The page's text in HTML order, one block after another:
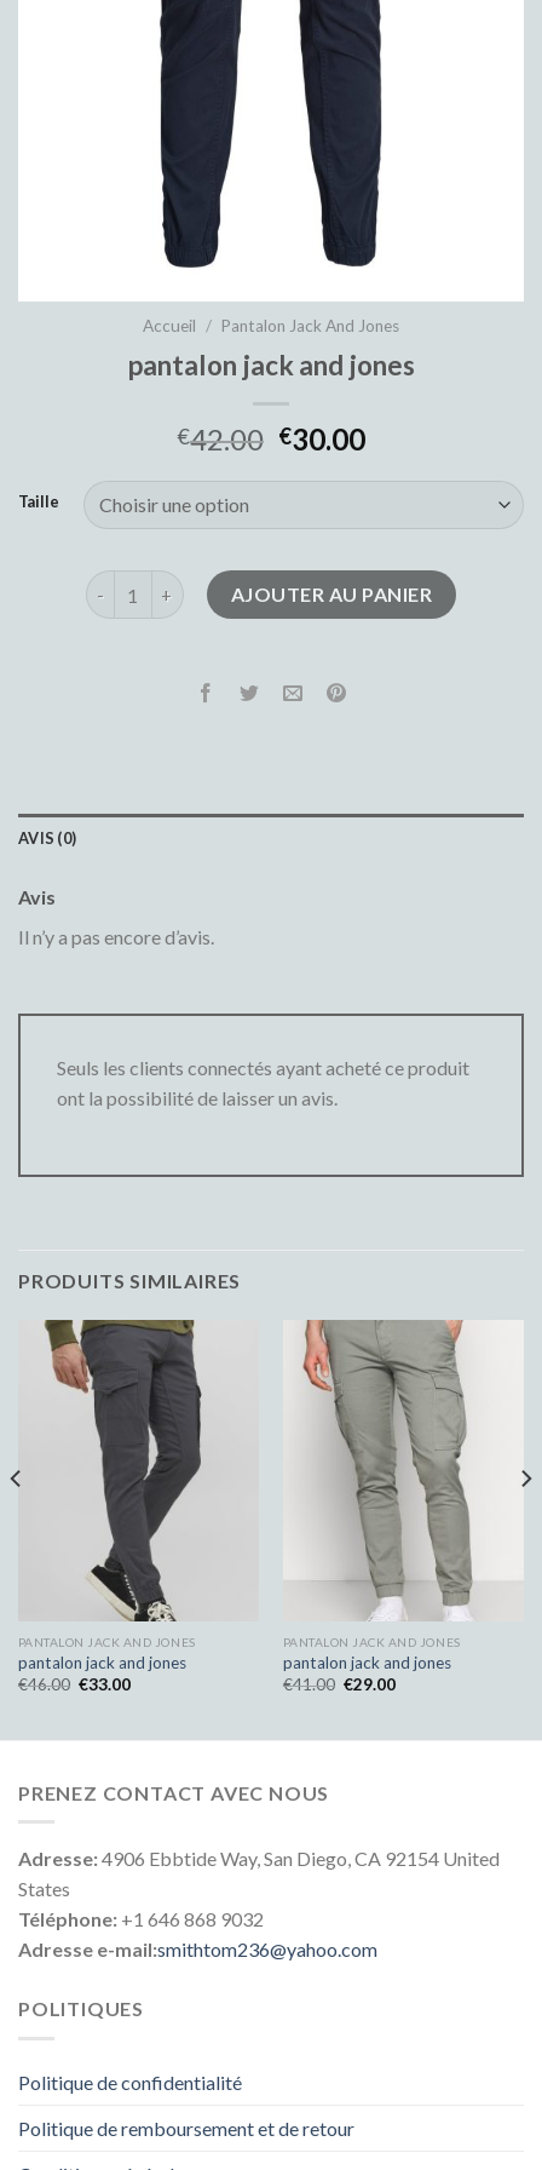
Accueil / Pantalon Jack And Jones
pantalon jack and jones
€42.00 €30.00
Taille
quantité de pantalon jack and jones
AJOUTER AU PANIER
AVIS (0)
Avis
Il n’y a pas encore d’avis.
Seuls les clients connectés ayant acheté ce produit
ont la possibilité de laisser un avis.
PRODUITS SIMILAIRES
PANTALON JACK AND JONES
pantalon jack and jones
€46.00 €33.00
PANTALON JACK AND JONES
pantalon jack and jones
€41.00 €29.00
PRENEZ CONTACT AVEC NOUS
Adresse:4906 Ebbtide Way, San Diego, CA 92154 United
States
Téléphone: +1 646 868 9032
Adresse e-mail:smithtom236@yahoo.com
POLITIQUES
Politique de confidentialité
Politique de remboursement et de retour